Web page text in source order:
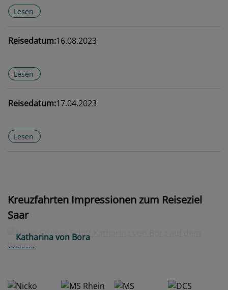
Lesen
Reisedatum:16.08.2023
Lesen
Reisedatum:17.04.2023
Lesen
Kreuzfahrten Impressionen zum Reiseziel
Saar
Katharina von Bora